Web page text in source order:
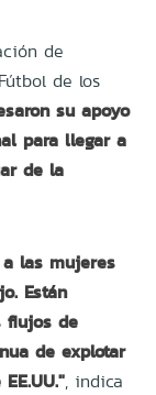
de
de los
su apoyo
para llegar a
de la
las mujeres
Están
flujos de
de explotar
, indica